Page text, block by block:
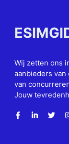
Wij zetten ons
aanbieders
van
Jouw